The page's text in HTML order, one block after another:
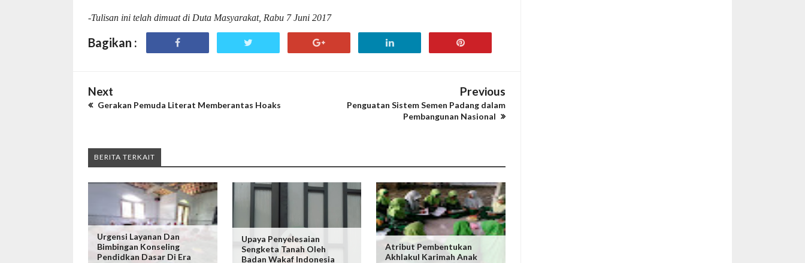
-Tulisan ini telah dimuat di Duta Masyarakat, Rabu 7 Juni 2017
Bagikan :
Next
Gerakan Pemuda Literat Memberantas Hoaks
Previous
Penguatan Sistem Semen Padang dalam
Pembangunan Nasional
BERITA TERKAIT
Urgensi Layanan Dan
Bimbingan Konseling
Pendidkan Dasar Di Era
Upaya Penyelesaian
Sengketa Tanah Oleh
Badan Wakaf Indonesia
Atribut Pembentukan
Akhlakul Karimah Anak